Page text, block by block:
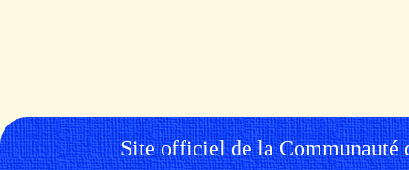
Site officiel de la Communauté